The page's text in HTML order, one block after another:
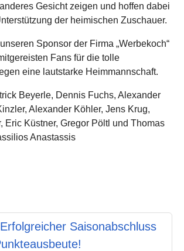
Gesicht zeigen und hoffen dabei
der heimischen Zuschauer.
Sponsor der Firma „Werbekoch“
Fans für die tolle
eine lautstarke Heimmannschaft.
Beyerle, Dennis Fuchs, Alexander
Alexander Köhler, Jens Krug,
Eric Küstner, Gregor Pöltl und Thomas
Anastassis
Saisonabschluss